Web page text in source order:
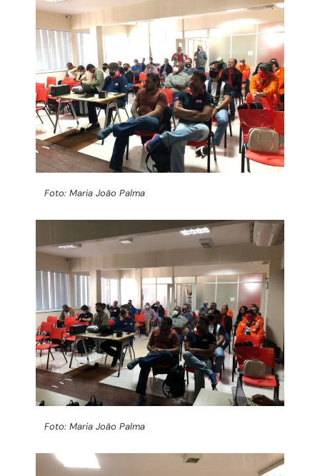
Foto: Maria João Palma
Foto: Maria João Palma